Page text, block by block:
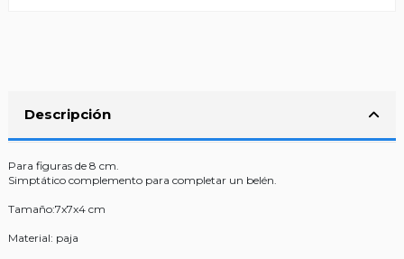
Descripción
Para figuras de 8 cm.
Simptático complemento para completar un belén.
Tamaño:7x7x4 cm
Material: paja